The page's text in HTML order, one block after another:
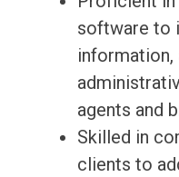
software to
information,
agents and
Skilled in
clients to